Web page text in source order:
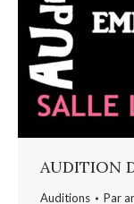
AUDITION
Auditions Par